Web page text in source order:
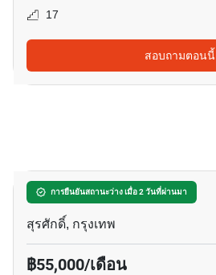
17
สอบถามตอนนี้
การยืนยันสถานะว่าง เมื่อ 2 วันที่ผ่านมา
เดอะ ดิโพลแมท สาทร
สุรศักดิ์, กรุงเทพ
฿55,000/เดือน